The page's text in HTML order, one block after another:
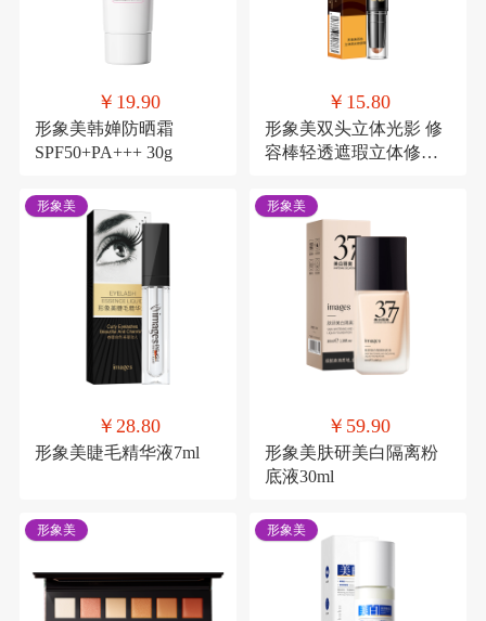
￥19.90
形象美韩婵防晒霜
SPF50+PA+++ 30g
￥15.80
形象美双头立体光影 修
容棒轻透遮瑕立体修容
￥28.80
形象美睫毛精华液7ml
形象美
￥59.90
形象美肤研美白隔离粉
底液30ml
形象美
形象美 形象美